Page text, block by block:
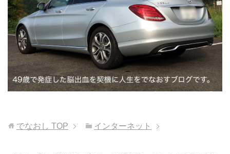
でなおし TOP インターネット